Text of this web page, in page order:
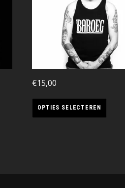
€15,00
OPTIES SELECTEREN